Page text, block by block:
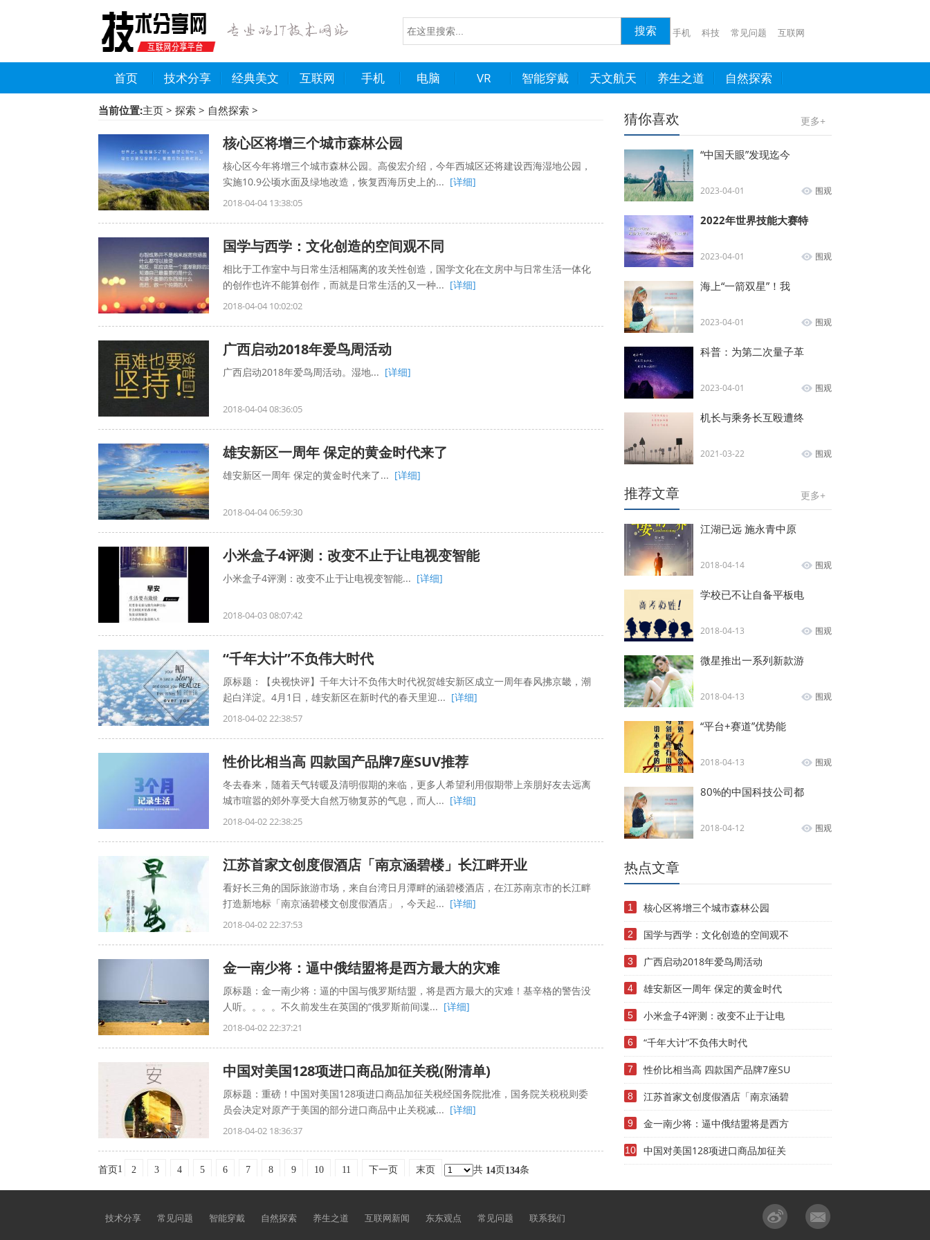
手机 科技 常见问题 互联网
首页 技术分享 经典美文 互联网 手机 电脑 VR 智能穿戴 天文航天 养生之道 自然探索
当前位置:主页 > 探索 > 自然探索 >
核心区将增三个城市森林公园
核心区今年将增三个城市森林公园。高俊宏介绍，今年西城区还将建设西海湿地公园，
实施10.9公顷水面及绿地改造，恢复西海历史上的... [详细]
2018-04-04 13:38:05
国学与西学：文化创造的空间观不同
相比于工作室中与日常生活相隔离的攻关性创造，国学文化在文房中与日常生活一体化
的创作也许不能算创作，而就是日常生活的又一种... [详细]
2018-04-04 10:02:02
广西启动2018年爱鸟周活动
广西启动2018年爱鸟周活动。湿地... [详细]
2018-04-04 08:36:05
雄安新区一周年 保定的黄金时代来了
雄安新区一周年 保定的黄金时代来了... [详细]
2018-04-04 06:59:30
小米盒子4评测：改变不止于让电视变智能
小米盒子4评测：改变不止于让电视变智能... [详细]
2018-04-03 08:07:42
“千年大计”不负伟大时代
原标题：【央视快评】千年大计不负伟大时代祝贺雄安新区成立一周年春风拂京畿，潮
起白洋淀。4月1日，雄安新区在新时代的春天里迎... [详细]
2018-04-02 22:38:57
性价比相当高 四款国产品牌7座SUV推荐
冬去春来，随着天气转暖及清明假期的来临，更多人希望利用假期带上亲朋好友去远离
城市喧嚣的郊外享受大自然万物复苏的气息，而人... [详细]
2018-04-02 22:38:25
江苏首家文创度假酒店「南京涵碧楼」长江畔开业
看好长三角的国际旅游市场，来自台湾日月潭畔的涵碧楼酒店，在江苏南京市的长江畔
打造新地标「南京涵碧楼文创度假酒店」，今天起... [详细]
2018-04-02 22:37:53
金一南少将：逼中俄结盟将是西方最大的灾难
原标题：金一南少将：逼的中国与俄罗斯结盟，将是西方最大的灾难！基辛格的警告没
人听。。。。不久前发生在英国的“俄罗斯前间谍... [详细]
2018-04-02 22:37:21
中国对美国128项进口商品加征关税(附清单)
原标题：重磅！中国对美国128项进口商品加征关税经国务院批准，国务院关税税则委
员会决定对原产于美国的部分进口商品中止关税减... [详细]
2018-04-02 18:36:37
首页1 2 3 4 5 6 7 8 9 10 11 下一页 末页 共 14页134条
猜你喜欢 更多+
“中国天眼”发现迄今
围观
2023-04-01
2022年世界技能大赛特
围观
2023-04-01
海上“一箭双星”！我
围观
2023-04-01
科普：为第二次量子革
围观
2023-04-01
机长与乘务长互殴遭终
围观
2021-03-22
推荐文章 更多+
江湖已远 施永青中原
围观
2018-04-14
学校已不让自备平板电
围观
2018-04-13
微星推出一系列新款游
围观
2018-04-13
“平台+赛道”优势能
围观
2018-04-13
80%的中国科技公司都
围观
2018-04-12
热点文章
1 核心区将增三个城市森林公园
2 国学与西学：文化创造的空间观不
3 广西启动2018年爱鸟周活动
4 雄安新区一周年 保定的黄金时代
5 小米盒子4评测：改变不止于让电
6 “千年大计”不负伟大时代
7 性价比相当高 四款国产品牌7座SU
8 江苏首家文创度假酒店「南京涵碧
9 金一南少将：逼中俄结盟将是西方
10 中国对美国128项进口商品加征关
技术分享 常见问题 智能穿戴 自然探索 养生之道 互联网新闻 东东观点 常见问题 联系我们